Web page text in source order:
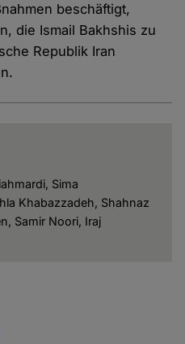
beschäftigt,
die Ismail Bakhshis zu
Republik Iran
Sima
Khabazzadeh, Shahnaz
Samir Noori, Iraj